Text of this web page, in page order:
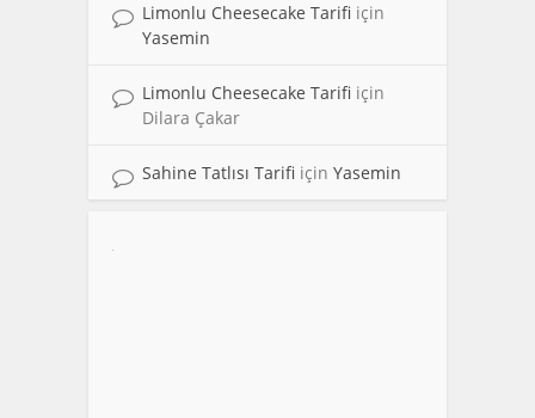
Limonlu Cheesecake Tarifi için
Yasemin
Limonlu Cheesecake Tarifi için
Dilara Çakar
Sahine Tatlısı Tarifi için Yasemin